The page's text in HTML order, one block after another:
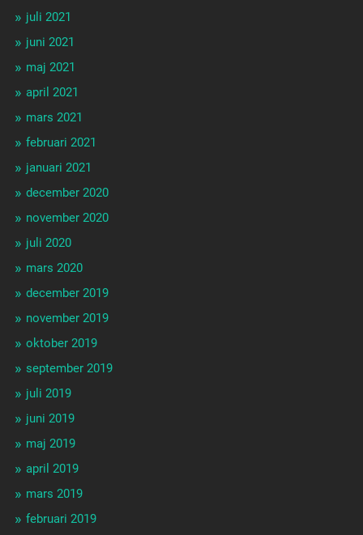
juli 2021
juni 2021
maj 2021
april 2021
mars 2021
februari 2021
januari 2021
december 2020
november 2020
juli 2020
mars 2020
december 2019
november 2019
oktober 2019
september 2019
juli 2019
juni 2019
maj 2019
april 2019
mars 2019
februari 2019